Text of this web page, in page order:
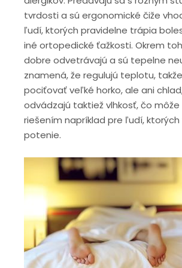
tvrdosti a sú ergonomické čiže
ľudí, ktorých pravidelne trápia
iné ortopedické ťažkosti. Okrem
dobre odvetrávajú a sú tepelne
znamená, že regulujú teplotu,
pociťovať veľké horko, ale ani
odvádzajú taktiež vlhkosť, čo
riešením napríklad pre ľudí,
potenie.